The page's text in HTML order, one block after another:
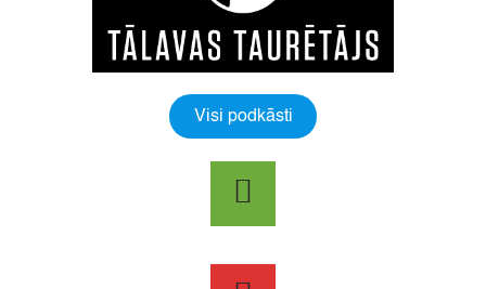
Visi podkāsti